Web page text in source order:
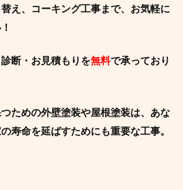
え、コーキング工事まで、 お気軽に
断・お見積もりを無料で承っており
ための外壁塗装や屋根塗装は、 あな
寿命を延ばすためにも重要な工事。